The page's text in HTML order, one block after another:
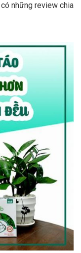
những review chia